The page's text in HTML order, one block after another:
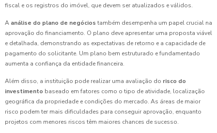
fiscal e os registros do imóvel, que devem ser atualizados e válidos.
A análise do plano de negócios também desempenha um papel crucial na
aprovação do financiamento. O plano deve apresentar uma proposta viável
e detalhada, demonstrando as expectativas de retorno e a capacidade de
pagamento do solicitante. Um plano bem estruturado e fundamentado
aumenta a confiança da entidade financeira.
Além disso, a instituição pode realizar uma avaliação do risco do
investimento baseado em fatores como o tipo de atividade, localização
geográfica da propriedade e condições do mercado. As áreas de maior
risco podem ter mais dificuldades para conseguir aprovação, enquanto
projetos com menores riscos têm maiores chances de sucesso.